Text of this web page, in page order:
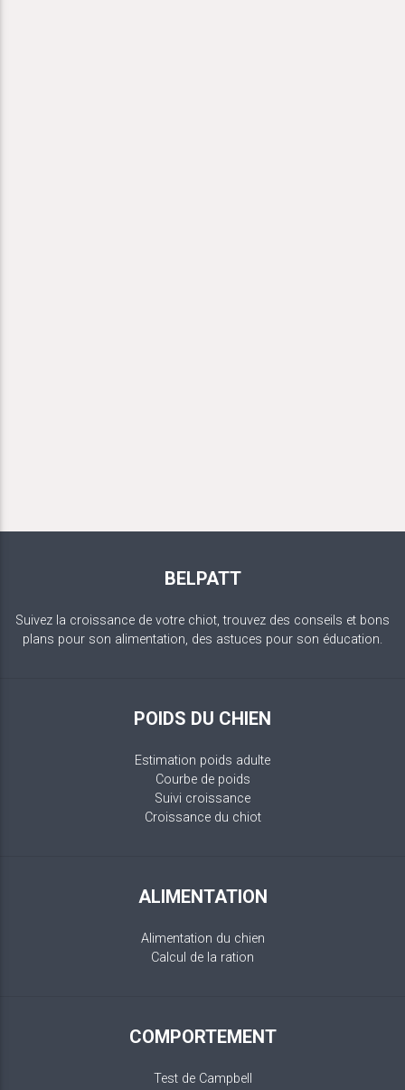
BELPATT
Suivez la croissance de votre chiot, trouvez des conseils et bons
plans pour son alimentation, des astuces pour son éducation.
POIDS DU CHIEN
Estimation poids adulte
Courbe de poids
Suivi croissance
Croissance du chiot
ALIMENTATION
Alimentation du chien
Calcul de la ration
COMPORTEMENT
Test de Campbell